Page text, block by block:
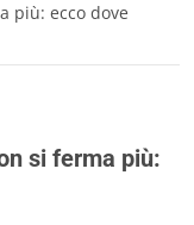
più: ecco dove
si ferma più: